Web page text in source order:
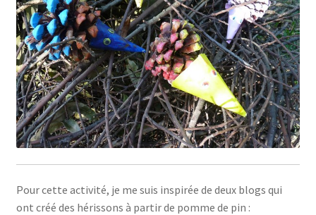
Pour cette activité, je me suis inspirée de deux blogs qui
ont créé des hérissons à partir de pomme de pin :